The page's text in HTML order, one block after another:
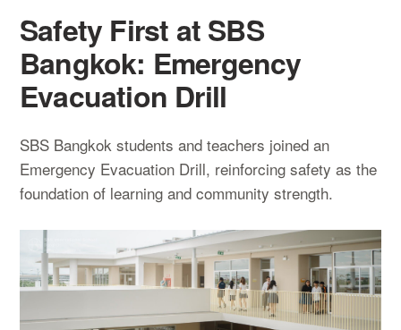
Safety First at SBS
Bangkok: Emergency
Evacuation Drill
SBS Bangkok students and teachers joined an
Emergency Evacuation Drill, reinforcing safety as the
foundation of learning and community strength.